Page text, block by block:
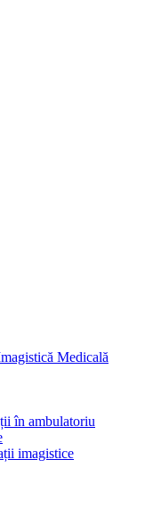
Medicală
în ambulatoriu
imagistice